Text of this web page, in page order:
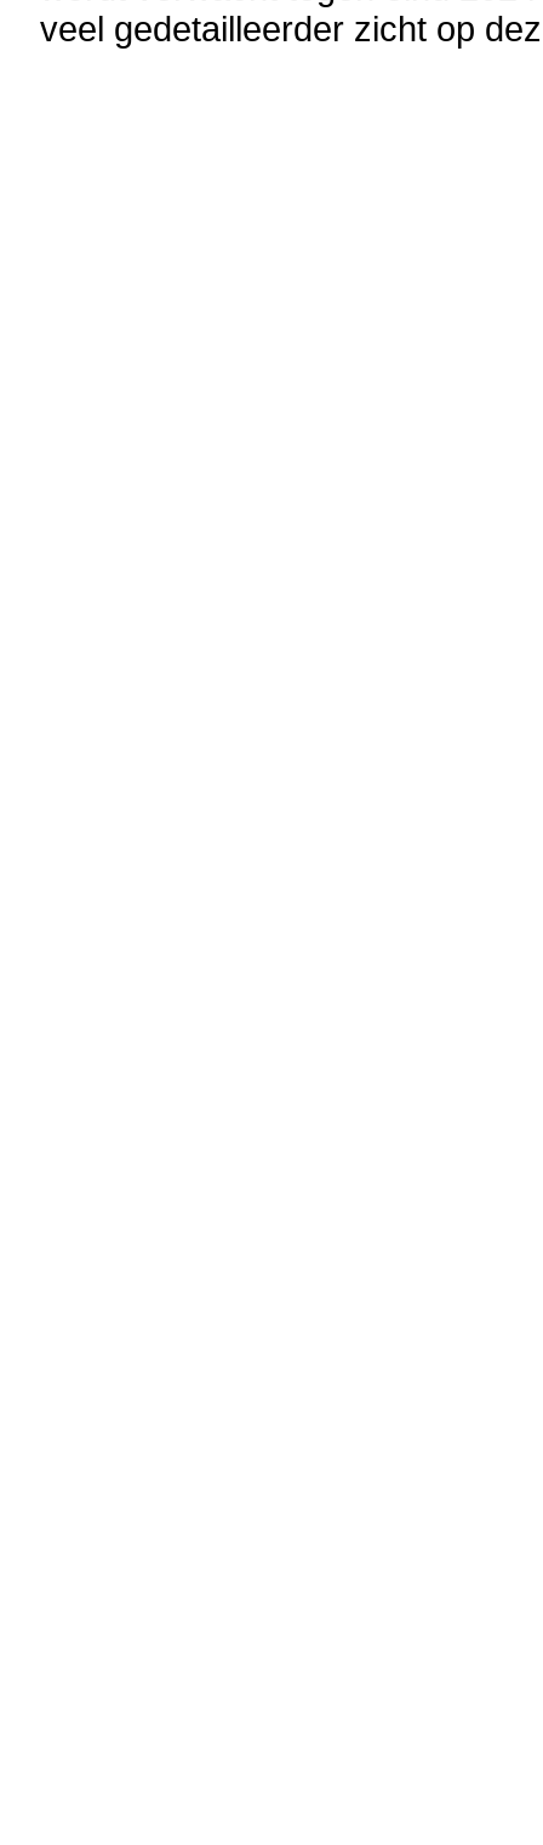
veel gedetailleerder zicht op